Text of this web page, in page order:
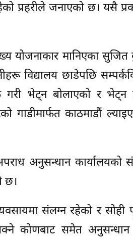
प्रहरीले जनाएको छ। यसै
योजनाकार मानिएका
विद्यालय छाडेपछि
गरी भेट्न बोलाएको र भेट्न
काठमाडौं
अनुसन्धान
छ।
संलग्न रहेको र सोही
कोणबाट समेत अनुसन्धान